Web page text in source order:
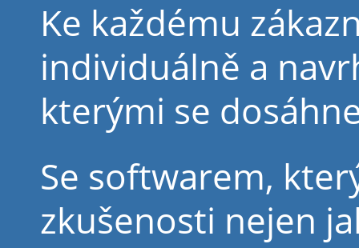
Ke každému
individuálně a
kterými se
Se softwarem,
zkušenosti nejen